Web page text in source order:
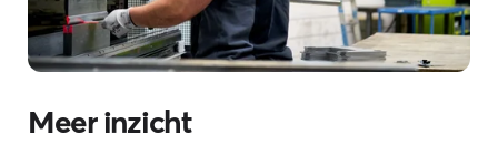
Meer inzicht